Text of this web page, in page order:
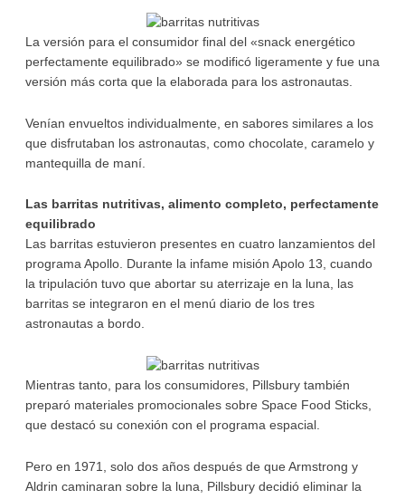
La versión para el consumidor final del «snack energético
perfectamente equilibrado» se modificó ligeramente y fue una
versión más corta que la elaborada para los astronautas.
Venían envueltos individualmente, en sabores similares a los
que disfrutaban los astronautas, como chocolate, caramelo y
mantequilla de maní.
Las barritas nutritivas, alimento completo, perfectamente
equilibrado
Las barritas estuvieron presentes en cuatro lanzamientos del
programa Apollo. Durante la infame misión Apolo 13, cuando
la tripulación tuvo que abortar su aterrizaje en la luna, las
barritas se integraron en el menú diario de los tres
astronautas a bordo.
Mientras tanto, para los consumidores, Pillsbury también
preparó materiales promocionales sobre Space Food Sticks,
que destacó su conexión con el programa espacial.
Pero en 1971, solo dos años después de que Armstrong y
Aldrin caminaran sobre la luna, Pillsbury decidió eliminar la